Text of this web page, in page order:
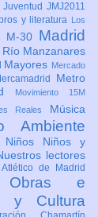
JMJ2011
y literatura
Los
M-30 Madrid
Manzanares
Mayores Mercado
Metro
Movimiento 15M
Reales Música
Ambiente
Niños Niños y
lectores
de Madrid
Obras e
y Cultura